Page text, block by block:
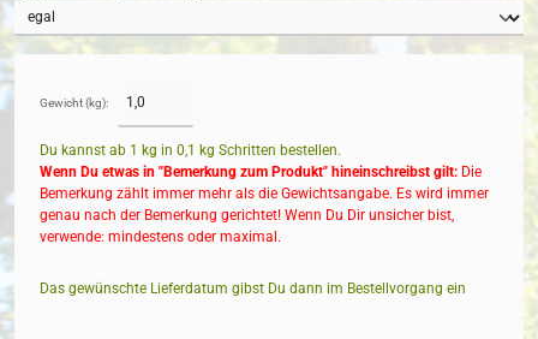
Gewicht (kg):
Du kannst ab 1 kg in 0,1 kg Schritten bestellen.
Wenn Du etwas in "Bemerkung zum Produkt" hineinschreibst gilt: Die
Bemerkung zählt immer mehr als die Gewichtsangabe. Es wird immer
genau nach der Bemerkung gerichtet! Wenn Du Dir unsicher bist,
verwende: mindestens oder maximal.
Das gewünschte Lieferdatum gibst Du dann im Bestellvorgang ein